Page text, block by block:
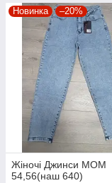
Новинка –20%
Жіночі Джинси МОМ
54,56(наш 640)